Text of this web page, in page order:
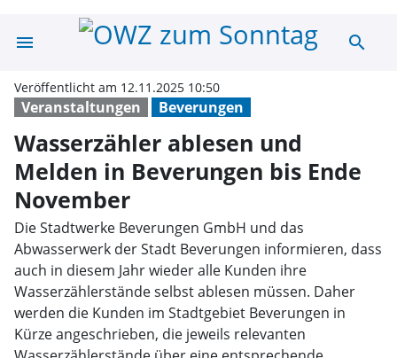
menu Wasserzähler
search
Veranstaltungen Beverungen
Veröffentlicht am 12.11.2025 10:50
Wasserzähler ablesen und
Melden in Beverungen bis Ende
November
Die Stadtwerke Beverungen GmbH und das
Abwasserwerk der Stadt Beverungen informieren, dass
auch in diesem Jahr wieder alle Kunden ihre
Wasserzählerstände selbst ablesen müssen. Daher
werden die Kunden im Stadtgebiet Beverungen in
Kürze angeschrieben, die jeweils relevanten